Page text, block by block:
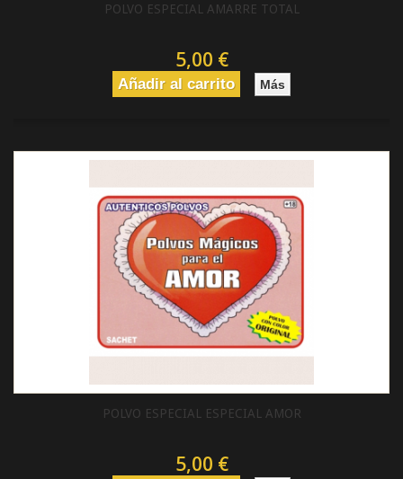
POLVO ESPECIAL AMARRE TOTAL
5,00 €
Añadir al carrito Más
POLVO ESPECIAL ESPECIAL AMOR
5,00 €